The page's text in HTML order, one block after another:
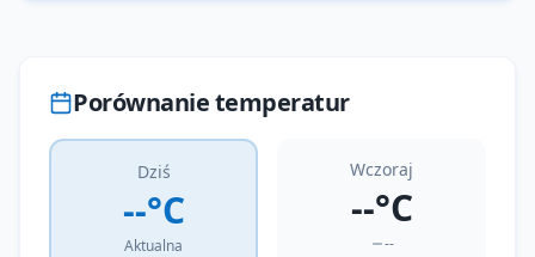
Porównanie temperatur
Dziś
--°C
Aktualna
Wczoraj
--°C
--